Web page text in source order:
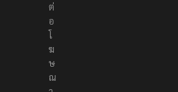
ต่
อ
โ
ฆ
ษ
ณ